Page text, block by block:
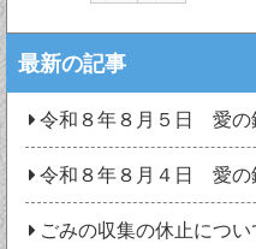
最新の記事
令和８年８月５日 愛の
令和８年８月４日 愛の
ごみの収集の休止につい